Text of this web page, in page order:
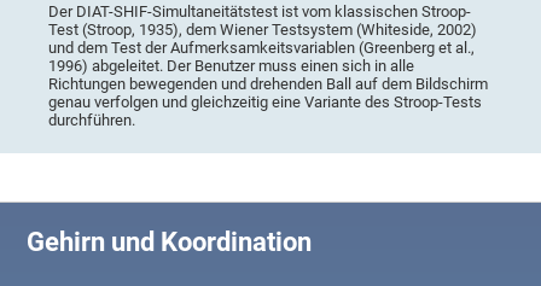
Der DIAT-SHIF-Simultaneitätstest ist vom klassischen Stroop-
Test (Stroop, 1935), dem Wiener Testsystem (Whiteside, 2002)
und dem Test der Aufmerksamkeitsvariablen (Greenberg et al.,
1996) abgeleitet. Der Benutzer muss einen sich in alle
Richtungen bewegenden und drehenden Ball auf dem Bildschirm
genau verfolgen und gleichzeitig eine Variante des Stroop-Tests
durchführen.
Gehirn und Koordination